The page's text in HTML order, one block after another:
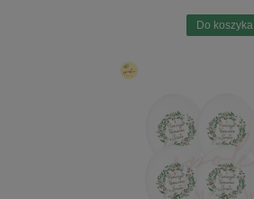
Do koszyka